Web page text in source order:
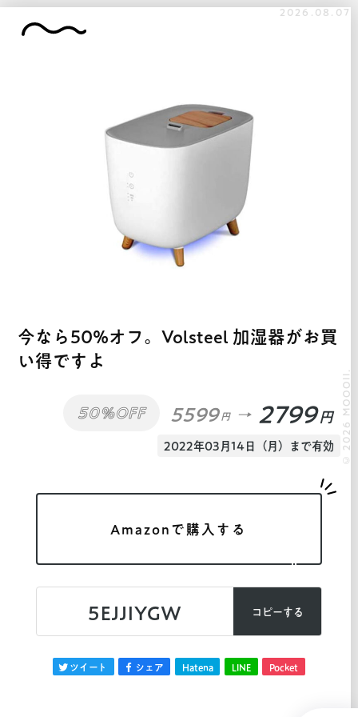
2026.08.07
今なら50%オフ。Volsteel 加湿器がお買
い得ですよ
50%OFF 5599 円 2799 円
2022年03月14日（月）まで有効
Amazonで購入する
5EJJIYGW コピーする
ツイート シェア Hatena LINE Pocket
© 2026 MOOOII.